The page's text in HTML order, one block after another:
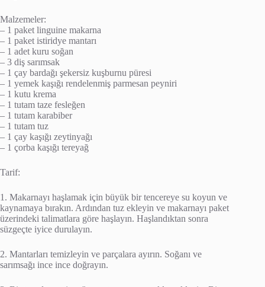
Malzemeler:
– 1 paket linguine makarna
– 1 paket istiridye mantarı
– 1 adet kuru soğan
– 3 diş sarımsak
– 1 çay bardağı şekersiz kuşburnu püresi
– 1 yemek kaşığı rendelenmiş parmesan peyniri
– 1 kutu krema
– 1 tutam taze fesleğen
– 1 tutam karabiber
– 1 tutam tuz
– 1 çay kaşığı zeytinyağı
– 1 çorba kaşığı tereyağ
Tarif:
1. Makarnayı haşlamak için büyük bir tencereye su koyun ve
kaynamaya bırakın. Ardından tuz ekleyin ve makarnayı paket
üzerindeki talimatlara göre haşlayın. Haşlandıktan sonra
süzgeçte iyice durulayın.
2. Mantarları temizleyin ve parçalara ayırın. Soğanı ve
sarımsağı ince ince doğrayın.